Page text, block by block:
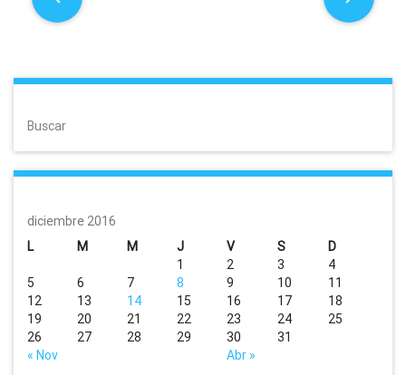
s
n
a
v
g
a
Buscar
diciembre 2016
L
M M J V S D
« Nov Abr »
1 2 3
4
5
6 7 8 9 10
11
12
13 14 15 16 17
18
19
20 21 22 23 24
25
26
27 28 29 30 31